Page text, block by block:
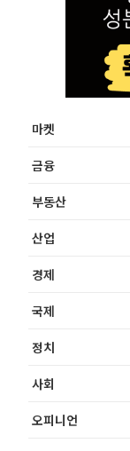
마켓
금융
부동산
산업
경제
국제
정치
사회
오피니언